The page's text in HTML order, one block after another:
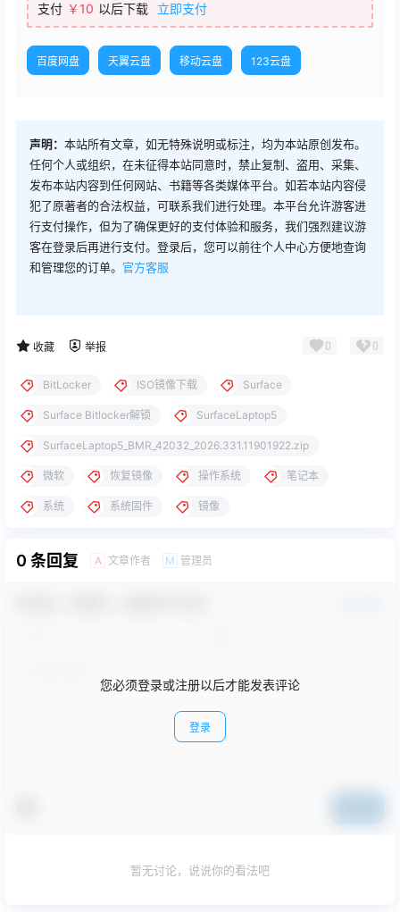
支付 ￥10 以后下载 立即支付
百度网盘 天翼云盘 移动云盘 123云盘
声明： 本站所有文章，如无特殊说明或标注，均为本站原创发布。
任何个人或组织，在未征得本站同意时，禁止复制、盗用、采集、
发布本站内容到任何网站、书籍等各类媒体平台。如若本站内容侵
犯了原著者的合法权益，可联系我们进行处理。本平台允许游客进
行支付操作，但为了确保更好的支付体验和服务，我们强烈建议游
客在登录后再进行支付。登录后，您可以前往个人中心方便地查询
和管理您的订单。 官方客服
收藏 举报 0 0
BitLocker ISO镜像下载 Surface
Surface Bitlocker解锁 SurfaceLaptop5
SurfaceLaptop5_BMR_42032_2026.331.11901922.zip
微软 恢复镜像 操作系统 笔记本
系统 系统固件 镜像
0 条回复 A 文章作者 M 管理员
您必须登录或注册以后才能发表评论
登录
暂无讨论，说说你的看法吧